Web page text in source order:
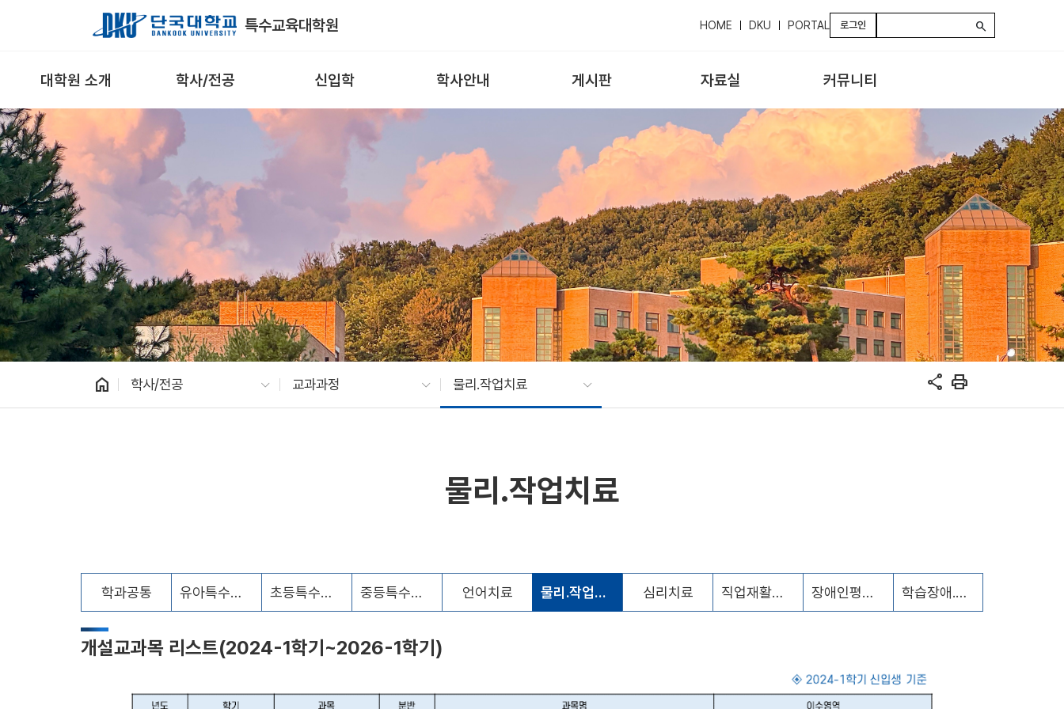
Skip to Main Content
특수교육대학원 HOME DKU PORTAL 로그인 search
대학원 소개 학사/전공 신입학 학사안내 게시판 자료실 커뮤니티
home 학사/전공 교과과정 물리.작업치료 share print
물리.작업치료
학과공통 유아특수교육 초등특수교육 중등특수교육 언어치료 물리.작업치료 심리치료 직업재활교육 장애인평생교육 학습장애.난독증교육
개설교과목 리스트(2024-1학기~2026-1학기)